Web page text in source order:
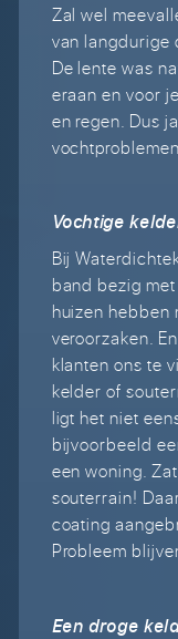
Zal wel
van langdurige
De lente was
eraan en voor
en regen. Dus
Vochtige
Bij
band bezig
huizen hebben
veroorzaken.
klanten ons te
kelder of
ligt het niet
bijvoorbeeld
een woning.
souterrain!
coating
Probleem
Een droge